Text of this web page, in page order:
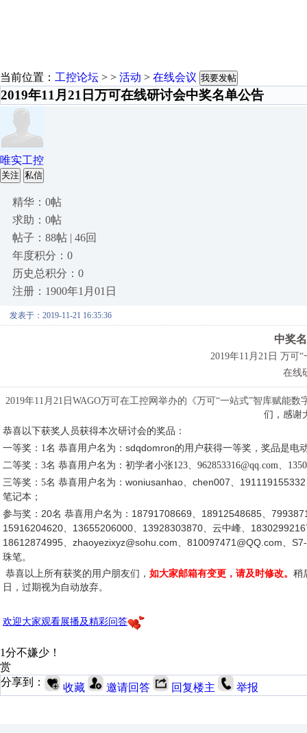
当前位置： 工控论坛 > > 活动 > 在线会议 我要发帖
2019年11月21日万可在线研讨会中奖名单公告
唯实工控
关注 私信
精华：0帖
求助：0帖
帖子：88帖 | 46回
年度积分：0
历史总积分：0
注册：1900年1月01日
发表于：2019-11-21 16:35:36
中奖
2019年11月21日 万可
在线
2019年11月21日WAGO万可在工控网举办的《万可“一站式”智库赋能数
们，感谢
恭喜以下获奖人员获得本次研讨会的奖品：
一等奖：1名 恭喜用户名为： sdqdomron的用户获得一等奖，奖品是电
二等奖：3名 恭喜用户名为： 初学者小张123、962853316@qq.com、
三等奖：5名 恭喜用户名为： woniusanhao 、chen007、
笔记本；
参与奖：20名 恭喜用户名为： 18791708669 、18912548685、
15916204620、13655206000、13928303870、云中峰、
18612874995、zhaoyezixyz@sohu.com、810097471@QQ.com、
珠笔。
恭喜以上所有获奖的用户朋友们， 如大家邮箱有变更，请及时修改。 稍
日，过期视为自动放弃。
欢迎大家观看展播及精彩问答
1分不嫌少！
赏
分享到：
收藏 邀请回答 回复楼主 举报